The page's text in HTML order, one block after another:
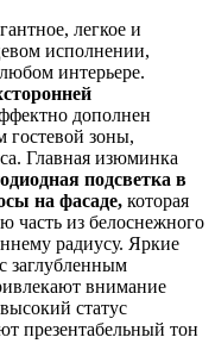
легкое и
исполнении,
интерьере.
дополнен
зоны,
Главная изюминка
подсветка в
на фасаде, которая
часть из белоснежного
радиусу. Яркие
заглубленным
внимание
статус
презентабельный тон